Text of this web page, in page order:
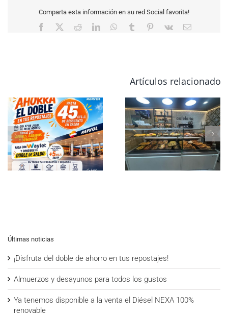
Comparta esta información en su red Social favorita!
Almuerzos y desayunos
para todos los gustos
Ya tenemos
la venta el Diésel
100% renovable
Últimas noticias
¡Disfruta del doble de ahorro en tus repostajes!
Almuerzos y desayunos para todos los gustos
Ya tenemos disponible a la venta el Diésel NEXA 100%
renovable